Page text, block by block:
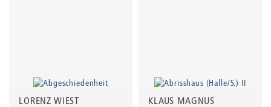
LORENZ WIEST KLAUS MAGNUS